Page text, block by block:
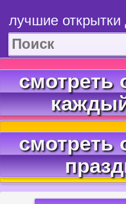
лучшие
смотреть
смотреть